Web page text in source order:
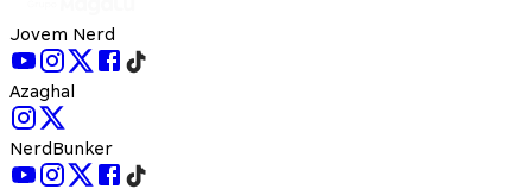
Jovem Nerd
Azaghal
NerdBunker